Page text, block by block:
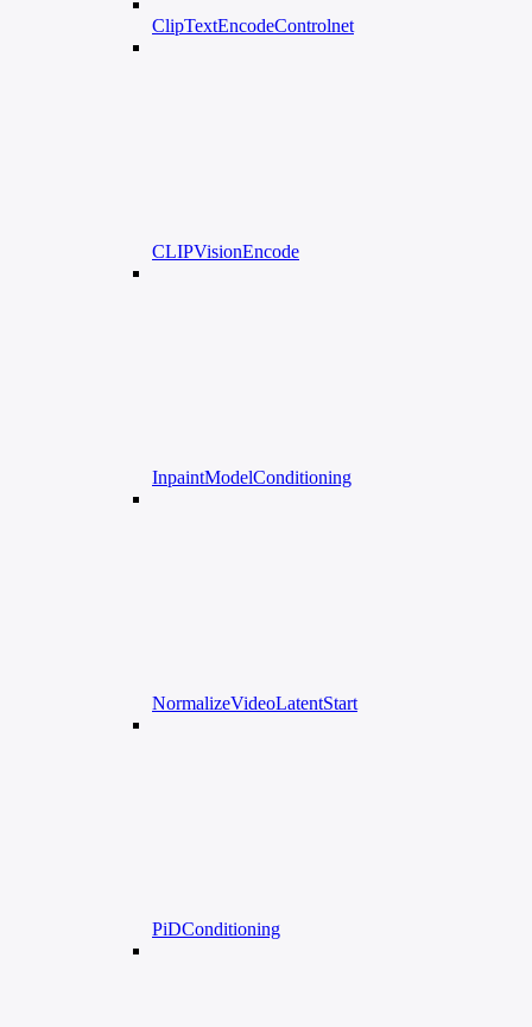
ClipTextEncodeControlnet
CLIPVisionEncode
InpaintModelConditioning
NormalizeVideoLatentStart
PiDConditioning